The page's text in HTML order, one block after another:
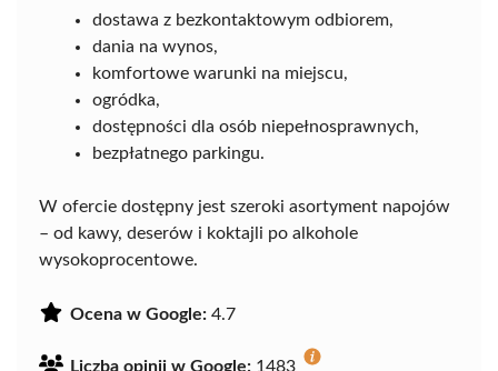
dostawa z bezkontaktowym odbiorem,
dania na wynos,
komfortowe warunki na miejscu,
ogródka,
dostępności dla osób niepełnosprawnych,
bezpłatnego parkingu.
W ofercie dostępny jest szeroki asortyment napojów
– od kawy, deserów i koktajli po alkohole
wysokoprocentowe.
Ocena w Google: 4.7
Liczba opinii w Google: 1483